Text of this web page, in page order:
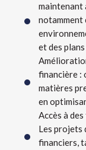
maintenant
notamment
et des
financière :
matières
en
Accès à
Les projets
financiers,